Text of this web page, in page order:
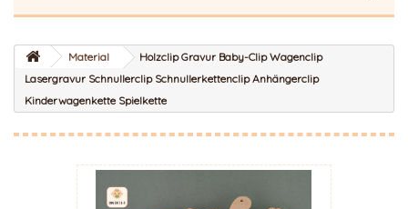
Material
Holzclip Gravur Baby-Clip Wagenclip
Lasergravur Schnullerclip Schnullerkettenclip Anhängerclip
Kinderwagenkette Spielkette